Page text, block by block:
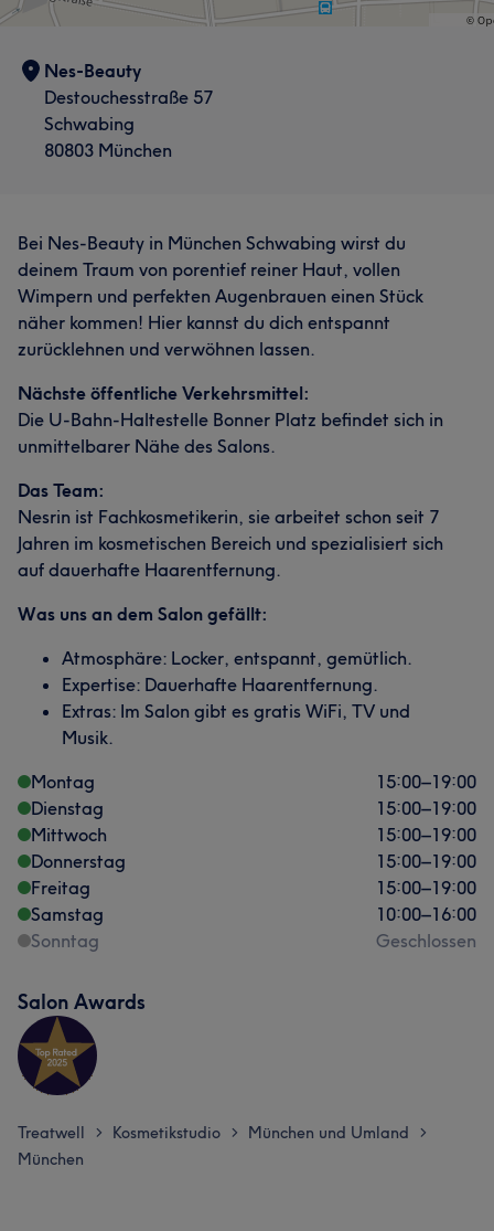
Nes-Beauty
Destouchesstraße 57
Schwabing
80803 München
Bei Nes-Beauty in München Schwabing wirst du
deinem Traum von porentief reiner Haut, vollen
Wimpern und perfekten Augenbrauen einen Stück
näher kommen! Hier kannst du dich entspannt
zurücklehnen und verwöhnen lassen.
Nächste öffentliche Verkehrsmittel:
Die U-Bahn-Haltestelle Bonner Platz befindet sich in
unmittelbarer Nähe des Salons.
Das Team:
Nesrin ist Fachkosmetikerin, sie arbeitet schon seit 7
Jahren im kosmetischen Bereich und spezialisiert sich
auf dauerhafte Haarentfernung.
Was uns an dem Salon gefällt:
Atmosphäre: Locker, entspannt, gemütlich.
Expertise: Dauerhafte Haarentfernung.
Extras: Im Salon gibt es gratis WiFi, TV und
Musik.
Montag
15:00–19:00
Dienstag
15:00–19:00
Mittwoch
15:00–19:00
Donnerstag
15:00–19:00
Freitag
15:00–19:00
Samstag
10:00–16:00
Sonntag
Geschlossen
Salon Awards
Treatwell > Kosmetikstudio > München und Umland >
München